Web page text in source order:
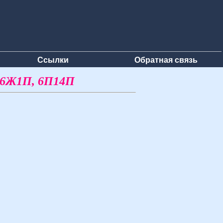
Ссылки Обратная связь
6Ж1П, 6П14П